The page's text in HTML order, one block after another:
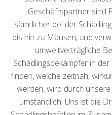
Geschäftspartner sind
sämtlicher bei der
bis hin zu Mäusen, und
umweltverträgliche
Schädlingsbekämpfer in
finden, welche zeitnah,
werden, wird durch
umständlich. Uns ist die